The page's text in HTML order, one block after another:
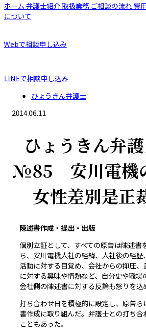
ホーム弁護士紹介取扱業務 ご相談の流れ費
について
Webで相談申し込み
LINEで相談申し込み
ひょうきん弁護士
2014.06.11
ひょうきん弁
№85 安川電機
女性差別是
陳述書作成・提出・出版
個別立証として、すべての原告は陳述書
ち、安川電機人社の経緯、人社後の経
活動に対する目覚め、会社からの抑圧
に対する興味や情熱など、自分史や職場
会社側の陳述書に対する反論も怒りを込
打ち合わせ日を積極的に設定し、原告ら
書作成に取り組んだ。弁護士との打ち
こともあった。